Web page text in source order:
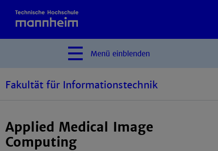
Menü einblenden
Fakultät für Informationstechnik
Applied Medical Image
Computing